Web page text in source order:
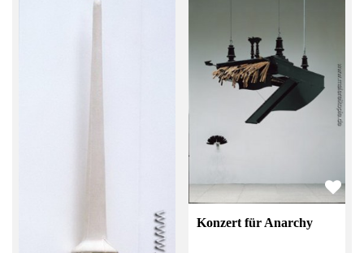
Konzert für Anarchy